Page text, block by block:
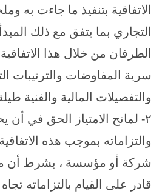
الاتفاقية بتنفيذ ما جاءت به
التجاري بما يتفق مع ذلك
الطرفان من خلال هذا
سرية المفاوضات والترتيبات
والتفصيلات المالية والفنية
۲- لمانح الامتياز الحق في
والتزاماته بموجب هذه
شركة أو مؤسسة ، بشرط أن
قادر على القيام بالتزاماته